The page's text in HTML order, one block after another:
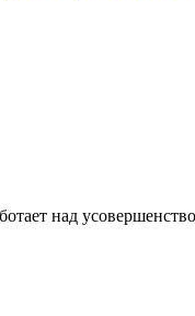
над